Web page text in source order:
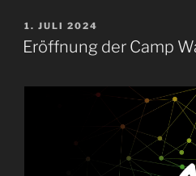
VERÖFFENTLICHT
AM
1. JULI 2024
Eröffnung der Camp